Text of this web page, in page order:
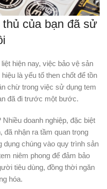
của bạn đã sử
hiện nay, việc bảo vệ sản
là yếu tố then chốt để tồn
chừ trong việc sử dụng tem
đã đi trước một bước.
doanh nghiệp, đặc biệt
nhận ra tầm quan trọng
chúng vào quy trình sản
niêm phong để đảm bảo
tiêu dùng, đồng thời ngăn
hóa.